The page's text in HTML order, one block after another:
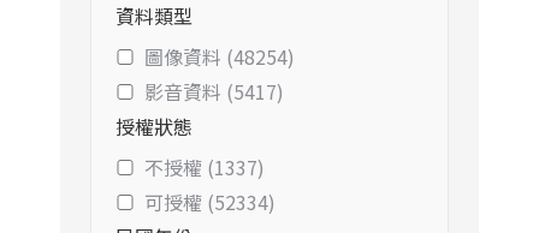
資料類型
圖像資料 (48254)
影音資料 (5417)
授權狀態
不授權 (1337)
可授權 (52334)